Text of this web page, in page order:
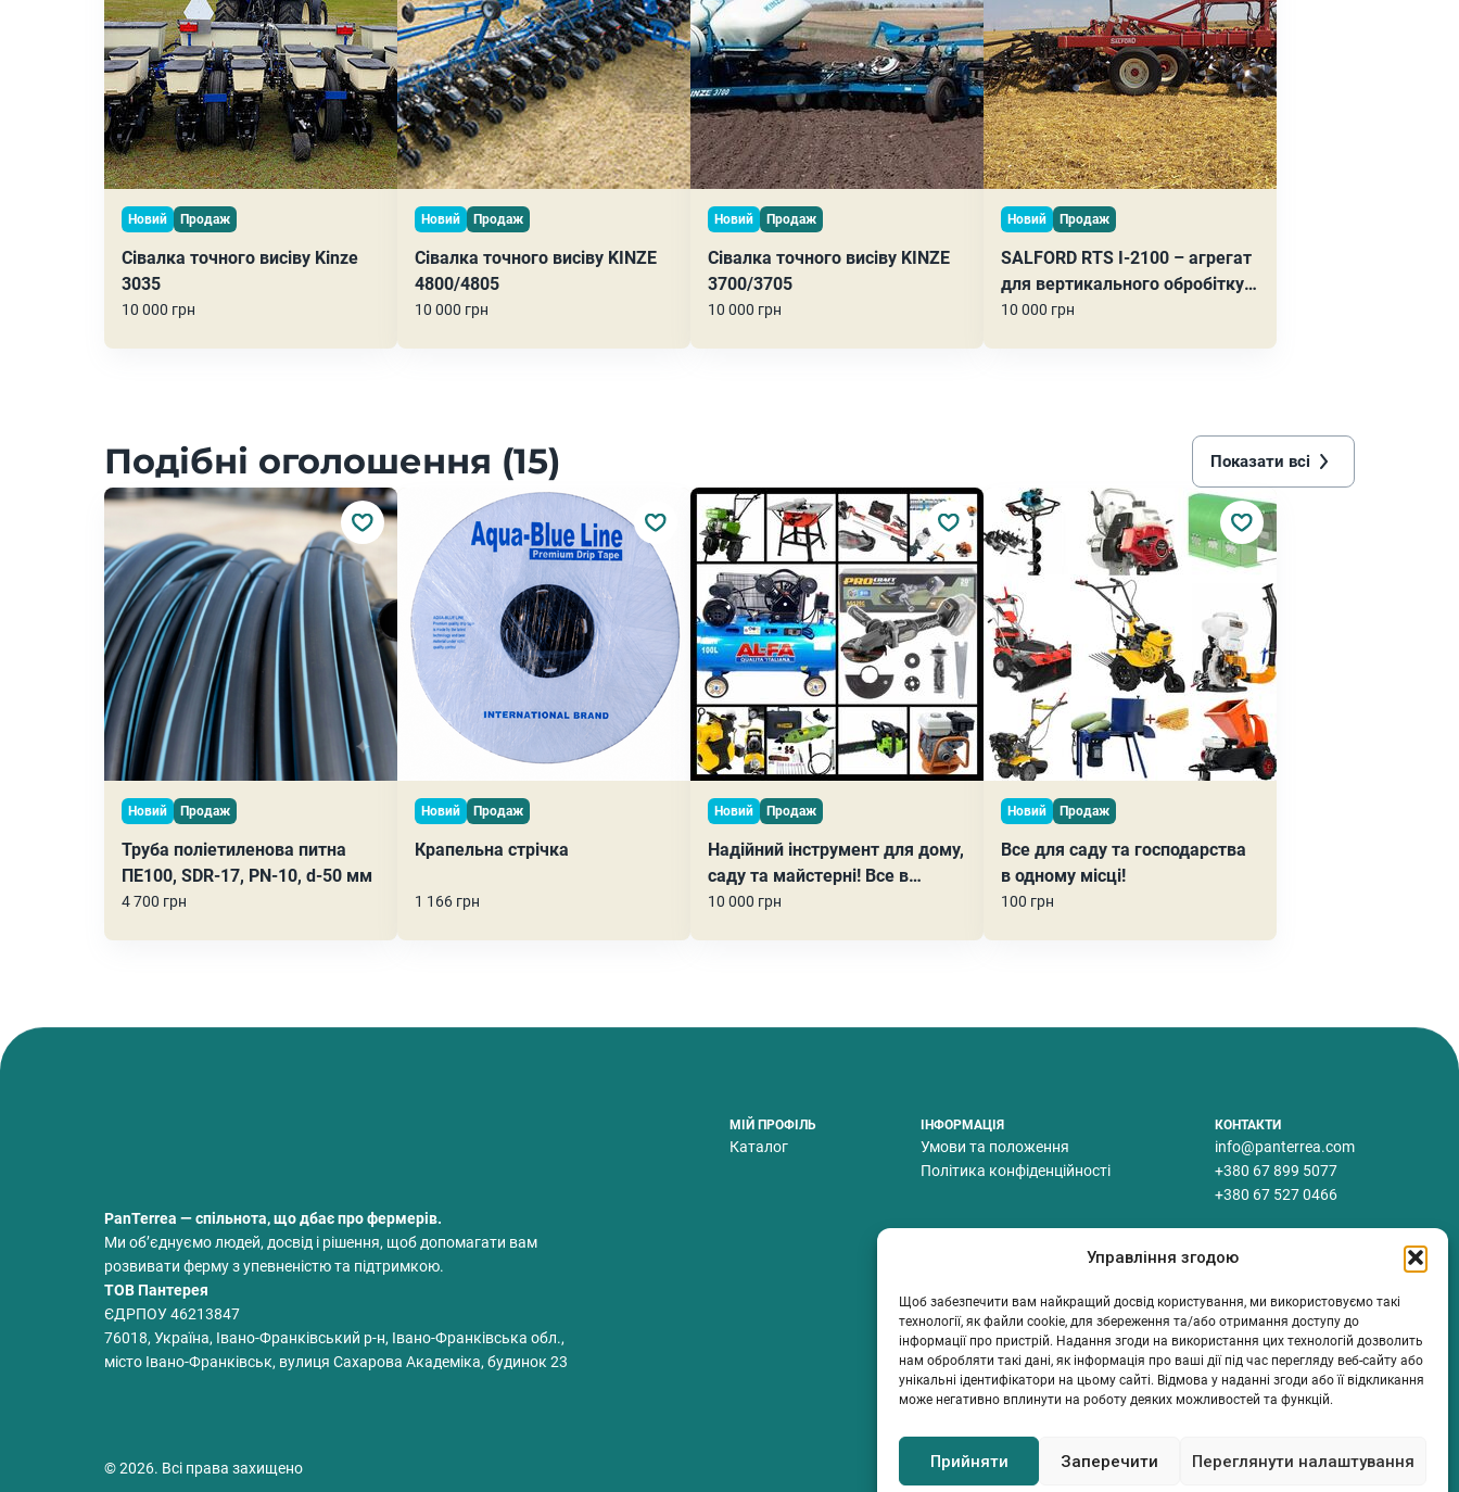
Управління згодою
Щоб забезпечити вам найкращий досвід користування, ми використовуємо такі
технології, як файли cookie, для збереження та/або отримання доступу до
інформації про пристрій. Надання згоди на використання цих технологій дозволить
нам обробляти такі дані, як інформація про ваші дії під час перегляду веб-сайту або
унікальні ідентифікатори на цьому сайті. Відмова у наданні згоди або її відкликання
може негативно вплинути на роботу деяких можливостей та функцій.
Прийняти Заперечити Переглянути налаштування
Новий Продаж
Сівалка точного висіву Kinze
3035
10 000 грн
Новий Продаж
Сівалка точного висіву KINZE
4800/4805
10 000 грн
Новий Продаж
Сівалка точного висіву KINZE
3700/3705
10 000 грн
Новий Продаж
SALFORD RTS I-2100 – агрегат
для вертикального обробітку
грунту!
10 000 грн
Подібні оголошення (15) Показати всі
Новий Продаж
Труба поліетиленова питна
ПЕ100, SDR-17, PN-10, d-50 мм
4 700 грн
Новий Продаж
Крапельна стрічка
1 166 грн
Новий Продаж
Надійний інструмент для дому,
саду та майстерні! Все в
одному місці!
10 000 грн
Новий Продаж
Все для саду та господарства
в одному місці!
100 грн
PanTerrea — спільнота, що дбає про фермерів.
Ми об’єднуємо людей, досвід і рішення, щоб допомагати вам
розвивати ферму з упевненістю та підтримкою.
ТОВ Пантерея
ЄДРПОУ 46213847
76018, Україна, Івано-Франківський р-н, Івано-Франківська обл.,
місто Івано-Франківськ, вулиця Сахарова Академіка, будинок 23
МІЙ ПРОФІЛЬ
Каталог
ІНФОРМАЦІЯ
Умови та положення
Політика конфіденційності
КОНТАКТИ
info@panterrea.com
+380 67 899 5077
+380 67 527 0466
© 2026. Всі права захищено